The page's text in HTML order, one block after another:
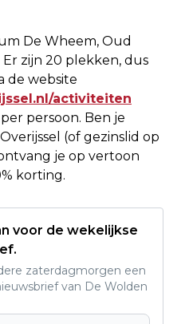
De Wheem, Oud
zijn 20 plekken, dus
de website
activiteiten
persoon. Ben je
(of gezinslid op
je op vertoon
korting.
voor de wekelijkse
zaterdagmorgen een
van De Wolden